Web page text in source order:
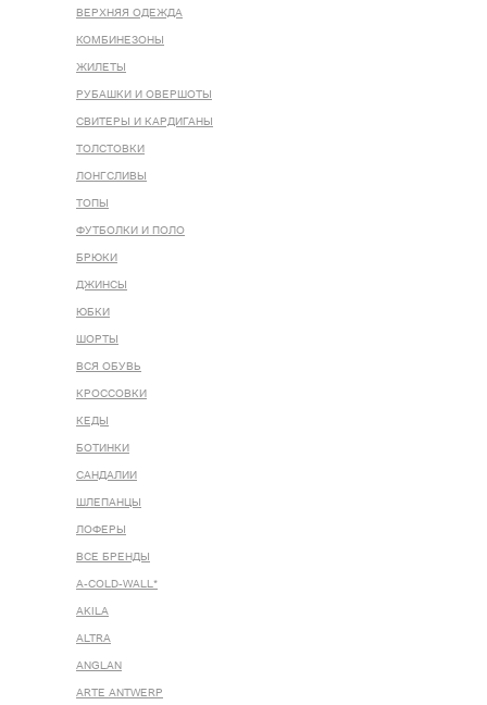
ВЕРХНЯЯ ОДЕЖДА
КОМБИНЕЗОНЫ
ЖИЛЕТЫ
РУБАШКИ И ОВЕРШОТЫ
СВИТЕРЫ И КАРДИГАНЫ
ТОЛСТОВКИ
ЛОНГСЛИВЫ
ТОПЫ
ФУТБОЛКИ И ПОЛО
БРЮКИ
ДЖИНСЫ
ЮБКИ
ШОРТЫ
ВСЯ ОБУВЬ
КРОССОВКИ
КЕДЫ
БОТИНКИ
САНДАЛИИ
ШЛЕПАНЦЫ
ЛОФЕРЫ
ВСЕ БРЕНДЫ
A-COLD-WALL*
AKILA
ALTRA
ANGLAN
ARTE ANTWERP